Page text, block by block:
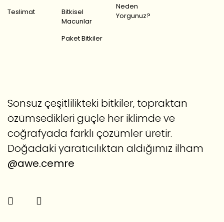
Teslimat
Bitkisel
Macunlar
Paket Bitkiler
Neden
Yorgunuz?
Sonsuz çeşitlilikteki bitkiler, topraktan
özümsedikleri güçle her iklimde ve
coğrafyada farklı çözümler üretir.
Doğadaki yaratıcılıktan aldığımız ilham
@awe.cemre